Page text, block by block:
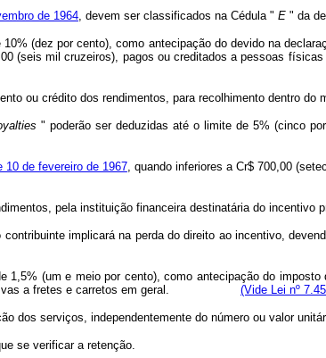
de 1964 , devem ser classificados na Cédula " E " da
(dez por cento), como antecipação do devido na
(seis mil cruzeiros), pagos ou creditados a
crédito dos rendimentos, para recolhimento dentro do
" poderão ser deduzidas até o limite de 5% (cinco
10 de fevereiro de 1967, quando inferiores a Cr$ 700,00
pela instituição financeira destinatária do incentivo
implicará na perda do direito ao incentivo,
(um e meio por cento), como antecipação do
relativas a fretes e carretos em geral. (Vide Lei nº
serviços, independentemente do número ou valor
se verificar a retenção.